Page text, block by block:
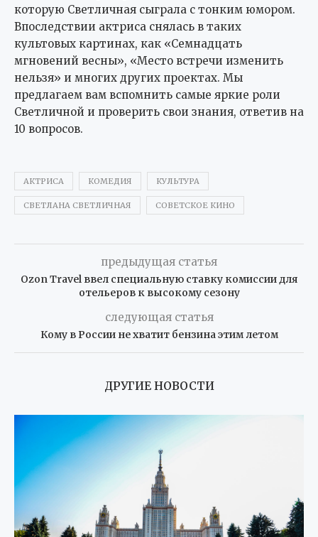
которую Светличная сыграла с тонким юмором.
Впоследствии актриса снялась в таких
культовых картинах, как «Семнадцать
мгновений весны», «Место встречи изменить
нельзя» и многих других проектах. Мы
предлагаем вам вспомнить самые яркие роли
Светличной и проверить свои знания, ответив на
10 вопросов.
АКТРИСА КОМЕДИЯ КУЛЬТУРА
СВЕТЛАНА СВЕТЛИЧНАЯ СОВЕТСКОЕ КИНО
предыдущая статья
Ozon Travel ввел специальную ставку комиссии для
отельеров к высокому сезону
следующая статья
Кому в России не хватит бензина этим летом
ДРУГИЕ НОВОСТИ